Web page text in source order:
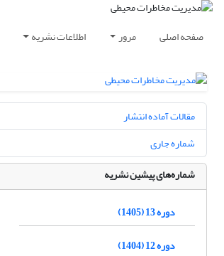
صفحه اصلی مرور اطلاعات نشریه
مقالات آماده انتشار
شماره جاری
شماره‌های پیشین نشریه
دوره 13 (1405)
دوره 12 (1404)